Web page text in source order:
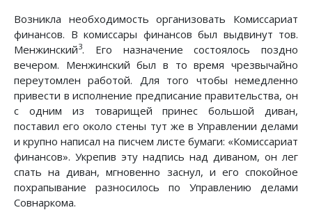
Возникла необходимость организовать Комиссариат
финансов. В комиссары финансов был выдвинут тов.
Менжинский3. Его назначение состоялось поздно
вечером. Менжинский был в то время чрезвычайно
переутомлен работой. Для того чтобы немедленно
привести в исполнение предписание правительства, он
с одним из товарищей принес большой диван,
поставил его около стены тут же в Управлении делами
и крупно написал на писчем листе бумаги: «Комиссариат
финансов». Укрепив эту надпись над диваном, он лег
спать на диван, мгновенно заснул, и его спокойное
похрапывание разносилось по Управлению делами
Совнаркома.